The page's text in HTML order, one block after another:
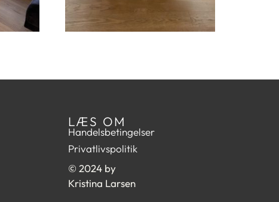
LÆS OM
Handelsbetingelser
Privatlivspolitik
© 2024 by
Kristina Larsen